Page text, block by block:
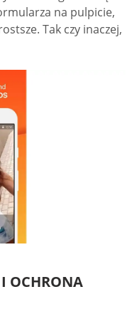
na pulpicie,
Tak czy inaczej,
I OCHRONA